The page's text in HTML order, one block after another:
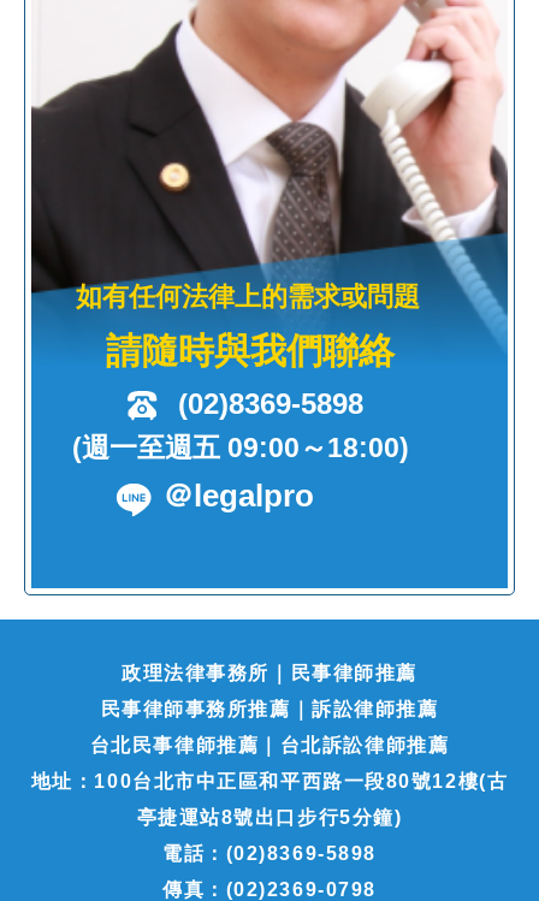
如有任何法律上的需求或問題
請隨時與我們聯絡
(02)8369-5898
(週一至週五 09:00～18:00)
＠legalpro
政理法律事務所｜民事律師推薦
民事律師事務所推薦｜訴訟律師推薦
台北民事律師推薦｜台北訴訟律師推薦
地址：100台北市中正區和平西路一段80號12樓(古
亭捷運站8號出口步行5分鐘)
電話：(02)8369-5898
傳真：(02)2369-0798